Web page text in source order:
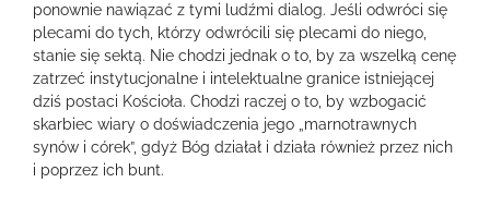
ponownie nawiązać z tymi ludźmi dialog. Jeśli odwróci się
plecami do tych, którzy odwrócili się plecami do niego,
stanie się sektą. Nie chodzi jednak o to, by za wszelką cenę
zatrzeć instytucjonalne i intelektualne granice istniejącej
dziś postaci Kościoła. Chodzi raczej o to, by wzbogacić
skarbiec wiary o doświadczenia jego „marnotrawnych
synów i córek”, gdyż Bóg działał i działa również przez nich
i poprzez ich bunt.